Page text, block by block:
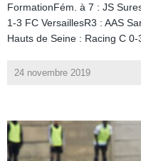
FormationFém. à 7 : JS
1-3 FC VersaillesR3 : AAS
Hauts de Seine : Racing C 0-
24 novembre 2019